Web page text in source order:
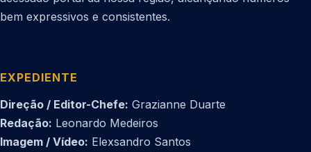
bem expressivos e consistentes.
EXPEDIENTE
Direção / Editor-Chefe: Grazianne Duarte
Redação: Leonardo Medeiros
Imagem / Vídeo: Elexsandro Santos